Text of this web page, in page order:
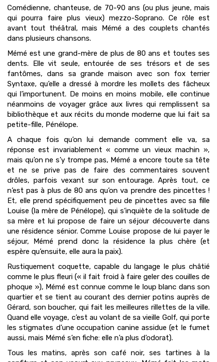
Comédienne, chanteuse, de 70-90 ans (ou plus jeune, mais
qui pourra faire plus vieux) mezzo-Soprano. Ce rôle est
avant tout théâtral, mais Mémé a des couplets chantés
dans plusieurs chansons.
Mémé est une grand-mère de plus de 80 ans et toutes ses
dents. Elle vit seule, entourée de ses trésors et de ses
fantômes, dans sa grande maison avec son fox terrier
Syntaxe, qu’elle a dressé à mordre les mollets des fâcheux
qui l’importunent. De moins en moins mobile, elle continue
néanmoins de voyager grâce aux livres qui remplissent sa
bibliothèque et aux récits du monde moderne que lui fait sa
petite-fille, Pénélope.
A chaque fois qu’on lui demande comment elle va, sa
réponse est invariablement « comme un vieux machin »,
mais qu’on ne s’y trompe pas, Mémé a encore toute sa tête
et ne se prive pas de faire des commentaires souvent
drôles, parfois vexant sur son entourage. Après tout, ce
n’est pas à plus de 80 ans qu’on va prendre des pincettes !
Et, elle prend spécifiquement peu de pincettes avec sa fille
Louise (la mère de Pénélope), qui s’inquiète de la solitude de
sa mère et lui propose de faire un séjour découverte dans
une résidence sénior. Comme Louise propose de lui payer le
séjour, Mémé prend donc la résidence la plus chère (et
espère qu’ensuite, elle aura la paix).
Rustiquement coquette, capable du langage le plus châtié
comme le plus fleuri (« il fait froid à faire geler des couilles de
phoque »), Mémé est connue comme le loup blanc dans son
quartier et se tient au courant des dernier potins auprès de
Gérard, son boucher, qui fait les meilleures rillettes de la ville.
Quand elle voyage, c’est au volant de sa vieille Golf, qui porte
les stigmates d’une occupation canine assidue (et le fumet
aussi, mais Mémé s’en fiche: elle n’a plus d’odorat).
Tous les matins, après son café noir, ses tartines à la